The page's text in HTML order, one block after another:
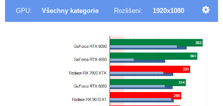
GPU: Všechny kategorie Rozlišení: 1920x1080